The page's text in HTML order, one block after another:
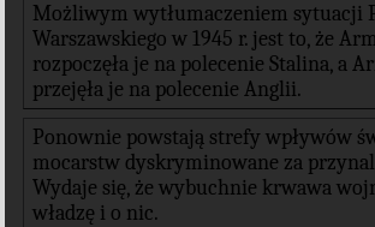
Możliwym wytłumaczeniem sytuacji
Warszawskiego w 1945 r. jest to, że
rozpoczęła je na polecenie Stalina, a
przejęła je na polecenie Anglii.
Ponownie powstają strefy wpływów
mocarstw dyskryminowane za
Wydaje się, że wybuchnie krwawa
władzę i o nic.